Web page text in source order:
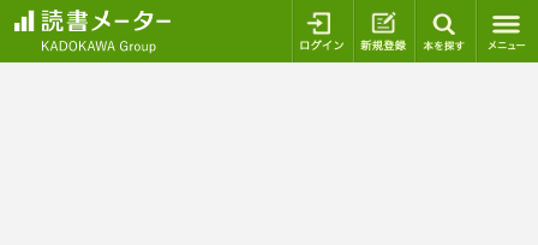
ログイン 新規登録